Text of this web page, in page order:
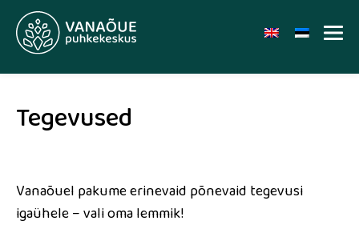
Tegevused
Vanaõuel pakume erinevaid põnevaid tegevusi
igaühele – vali oma lemmik!